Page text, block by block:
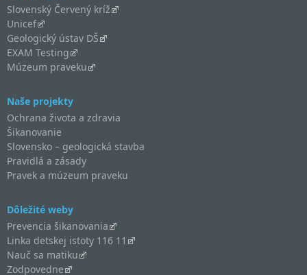
Slovenský Červený kríž
Unicef
Geologický ústav DŠ
EXAM Testing
Múzeum praveku
Naše projekty
Ochrana života a zdravia
Šikanovanie
Slovensko – geologická stavba
Pravidlá a zásady
Pravek a múzeum praveku
Dôležité weby
Prevencia šikanovania
Linka detskej istoty 116 11
Nauč sa matiku
Zodpovedne